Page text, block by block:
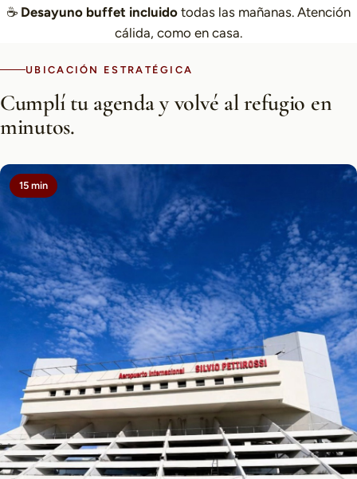
☕ Desayuno buffet incluido todas las mañanas. Atención
cálida, como en casa.
UBICACIÓN ESTRATÉGICA
Cumplí tu agenda y volvé al refugio en
minutos.
15 min